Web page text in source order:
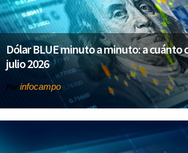
Dólar BLUE minuto a minuto: a cuánto
julio 2026
Por infocampo